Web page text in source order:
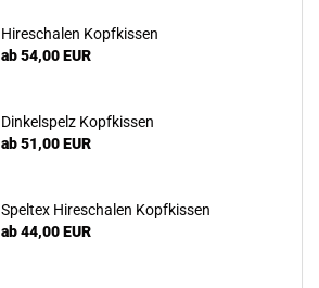
Hireschalen Kopfkissen
ab 54,00 EUR
Dinkelspelz Kopfkissen
ab 51,00 EUR
Speltex Hireschalen Kopfkissen
ab 44,00 EUR